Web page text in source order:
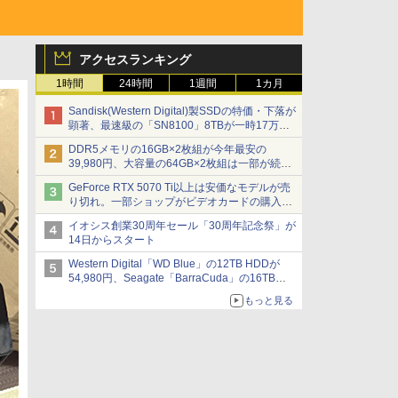
アクセスランキング
1時間 24時間 1週間 1カ月
Sandisk(Western Digital)製SSDの特価・下落が
顕著、最速級の「SN8100」8TBが一時17万円
割れ [8月前半のSSD価格]
DDR5メモリの16GB×2枚組が今年最安の
39,980円、大容量の64GB×2枚組は一部が続騰
[8月前半のメモリ価格]
GeForce RTX 5070 Ti以上は安価なモデルが売
り切れ。一部ショップがビデオカードの購入制
限を実施したニュースが注目を集める AKIBA
PC Hotline! 先週のアクセスランキング 26年7月
27日～26年8月3日
イオシス創業30周年セール「30周年記念祭」が
14日からスタート
Western Digital「WD Blue」の12TB HDDが
54,980円、Seagate「BarraCuda」の16TB
HDDが64,980円などが特売、NAS・ビジネス向
けは上昇傾向 [8月前半のHDD価格]
もっと見る